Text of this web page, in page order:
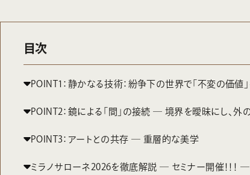
目次
POINT1：静かなる技術：紛争下の世界で「不変の価値」
POINT2：鏡による「間」の接続 ─ 境界を曖昧にし、外
POINT3：アートとの共存 ─ 重層的な美学
ミラノサローネ2026を徹底解説 ― セミナー開催！！！ ―